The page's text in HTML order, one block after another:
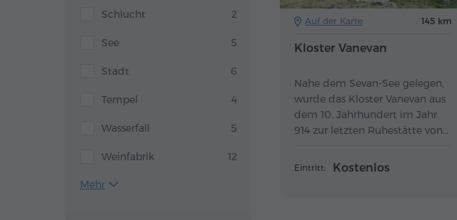
Schlucht 2
See 5
Stadt 6
Tempel 4
Wasserfall 5
Weinfabrik 12
Mehr
Auf der Karte 145 km
Kloster Vanevan
Nahe dem Sevan-See gelegen,
wurde das Kloster Vanevan aus
dem 10. Jahrhundert im Jahr
914 zur letzten Ruhestätte von
Eintritt: Kostenlos